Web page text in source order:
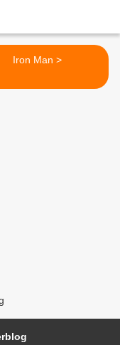
Iron Man >